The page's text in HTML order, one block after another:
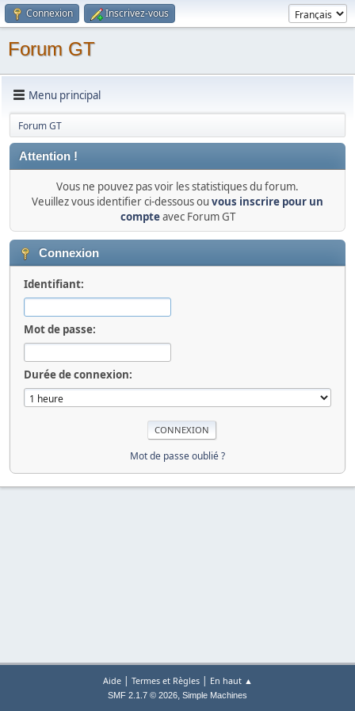
Connexion Inscrivez-vous
Forum GT
Menu principal
Forum GT
Attention !
Vous ne pouvez pas voir les statistiques du forum.
Veuillez vous identifier ci-dessous ou vous inscrire pour un
compteavec Forum GT
Connexion
Identifiant:
Mot de passe:
Durée de connexion:
Mot de passe oublié ?
Aide| Termes et Règles| En haut ▲
SMF 2.1.7 © 2026, Simple Machines